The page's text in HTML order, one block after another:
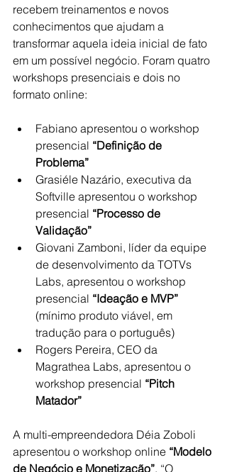
recebem treinamentos e novos
conhecimentos que ajudam a
transformar aquela ideia inicial de fato
em um possível negócio. Foram quatro
workshops presenciais e dois no
formato online:
Fabiano apresentou o workshop
presencial “Definição de
Problema”
Grasiéle Nazário, executiva da
Softville apresentou o workshop
presencial “Processo de
Validação”
Giovani Zamboni, líder da equipe
de desenvolvimento da TOTVs
Labs, apresentou o workshop
presencial “Ideação e MVP”
(mínimo produto viável, em
tradução para o português)
Rogers Pereira, CEO da
Magrathea Labs, apresentou o
workshop presencial “Pitch
Matador”
A multi-empreendedora Déia Zoboli
apresentou o workshop online “Modelo
de Negócio e Monetização”. “O